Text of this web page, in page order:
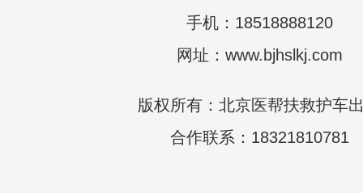
手机：18518888120
网址：www.bjhslkj.com
版权所有：北京医帮扶救护车
合作联系：18321810781